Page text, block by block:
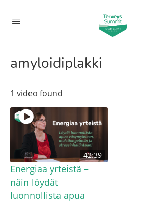
amyloidiplakki
1 video found
42:39
Energiaa yrteistä –
näin löydät
luonnollista apua